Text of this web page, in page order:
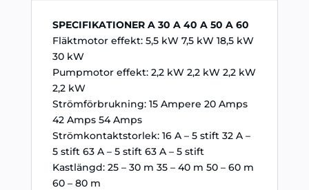
SPECIFIKATIONER A 30 A 40 A 50 A 60
Fläktmotor effekt: 5,5 kW 7,5 kW 18,5 kW
30 kW
Pumpmotor effekt: 2,2 kW 2,2 kW 2,2 kW
2,2 kW
Strömförbrukning: 15 Ampere 20 Amps
42 Amps 54 Amps
Strömkontaktstorlek: 16 A – 5 stift 32 A –
5 stift 63 A – 5 stift 63 A – 5 stift
Kastlängd: 25 – 30 m 35 – 40 m 50 – 60 m
60 – 80 m